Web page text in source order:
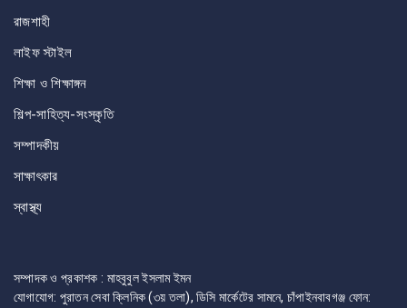
রাজশাহী
লাইফ স্টাইল
শিক্ষা ও শিক্ষাঙ্গন
শিল্প-সাহিত্য-সংস্কৃতি
সম্পাদকীয়
সাক্ষাৎকার
স্বাস্থ্য
সম্পাদক ও প্রকাশক : মাহবুবুল ইসলাম ইমন
যোগাযোগ: পুরাতন সেবা ক্লিনিক (৩য় তলা), ডিসি মার্কেটের সামনে, চাঁপাইনবাবগঞ্জ ফোন: